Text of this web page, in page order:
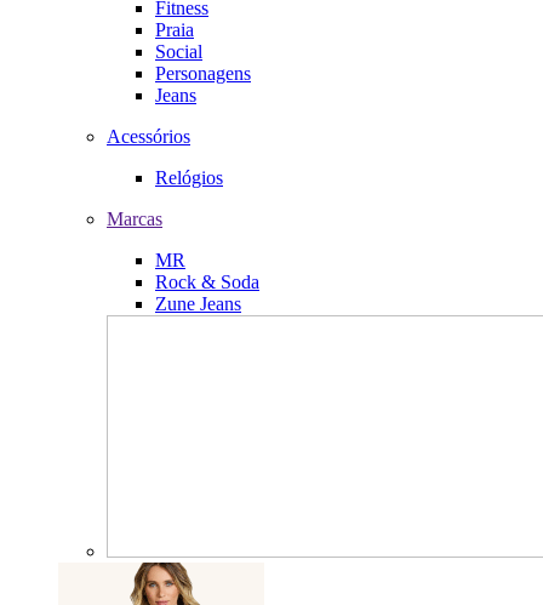
Fitness
Praia
Social
Personagens
Jeans
Acessórios
Relógios
Marcas
MR
Rock & Soda
Zune Jeans